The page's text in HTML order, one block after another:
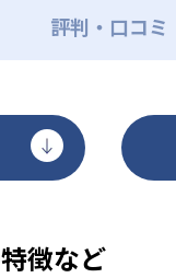
評判・口コミ
徴など